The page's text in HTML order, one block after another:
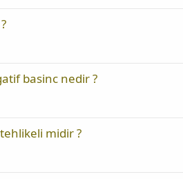
basinc nedir ?
midir ?